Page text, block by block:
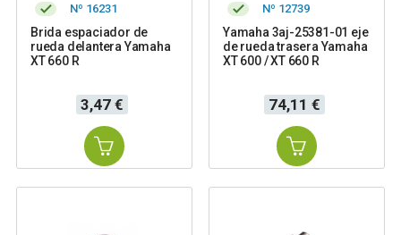
Nº 16231
Brida espaciador de
rueda delantera Yamaha
XT 660 R
Precio
3,47 €
Nº 12739
Yamaha 3aj-25381-01 eje
de rueda trasera Yamaha
XT 600 / XT 660 R
Precio
74,11 €